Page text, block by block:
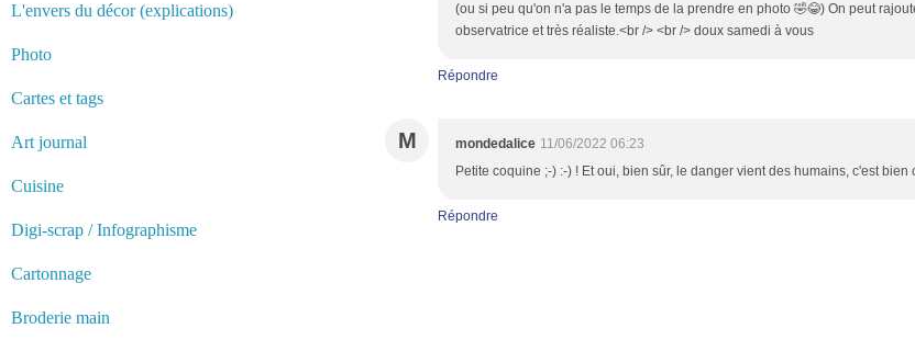
L'envers du décor (explications)
Photo
Cartes et tags
Art journal
Cuisine
Digi-scrap / Infographisme
Cartonnage
Broderie main
(ou si peu qu'on n'a pas le temps de la prendre en photo 🤣😂) On peut
observatrice et très réaliste.<br /> <br /> doux samedi à vous
Répondre
M mondedalice 11/06/2022 06:23
Petite coquine ;-) :-) ! Et oui, bien sûr, le danger vient des humains, c'est
Répondre